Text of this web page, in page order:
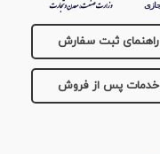
راهنمای ثبت سفارش
خدمات پس از فروش